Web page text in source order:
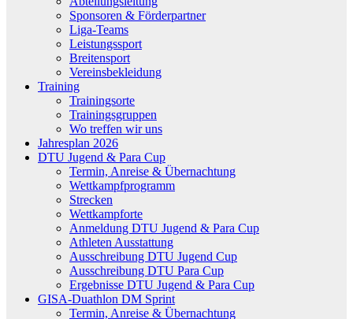
Sponsoren & Förderpartner
Liga-Teams
Leistungssport
Breitensport
Vereinsbekleidung
Training
Trainingsorte
Trainingsgruppen
Wo treffen wir uns
Jahresplan 2026
DTU Jugend & Para Cup
Termin, Anreise & Übernachtung
Wettkampfprogramm
Strecken
Wettkampforte
Anmeldung DTU Jugend & Para Cup
Athleten Ausstattung
Ausschreibung DTU Jugend Cup
Ausschreibung DTU Para Cup
Ergebnisse DTU Jugend & Para Cup
GISA-Duathlon DM Sprint
Termin, Anreise & Übernachtung